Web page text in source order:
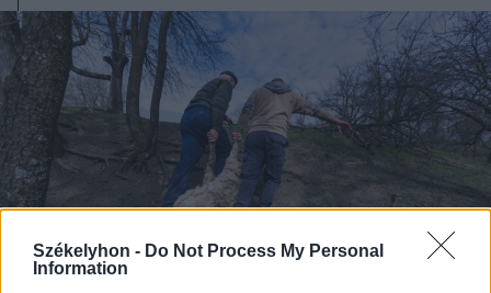
Székelyhon - Do Not Process My Personal
Information